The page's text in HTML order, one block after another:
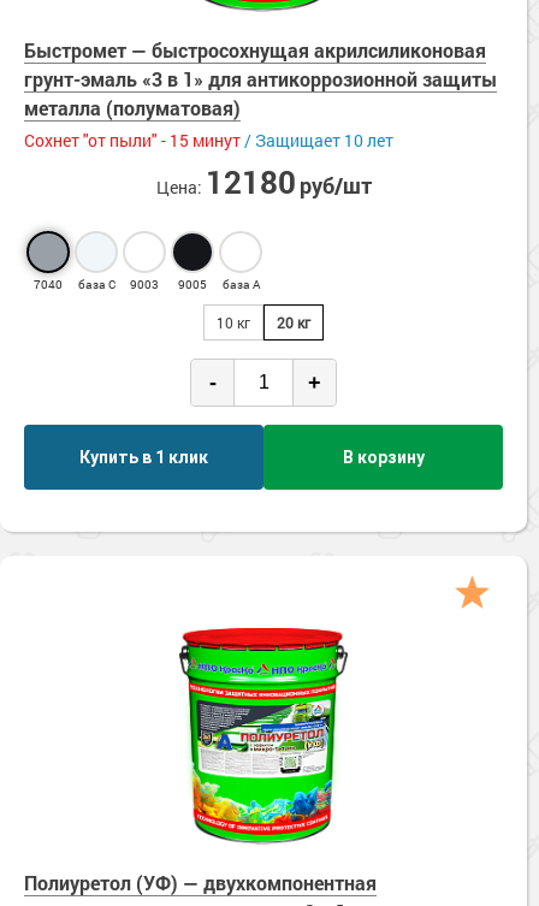
Сопутствующие товары
Морозостойкие краски для металла
Морозостойкие краски для фасада
Сопутствующие товары
Энергосберегающие
Быстромет — быстросохнущая акрилсиликоновая
грунт-эмаль «3 в 1» для антикоррозионной защиты
металла (полуматовая)
Сохнет "от пыли" - 15 минут/ Защищает 10 лет
Цена: 12180 руб/шт
7040 база С 9003 9005 база А
10 кг 20 кг
- +
Купить в 1 клик В корзину
Полиуретол (УФ) — двухкомпонентная